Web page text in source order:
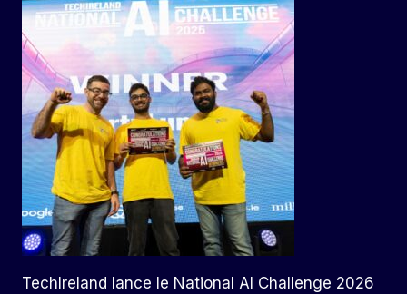
TechIreland lance le National AI Challenge 2026